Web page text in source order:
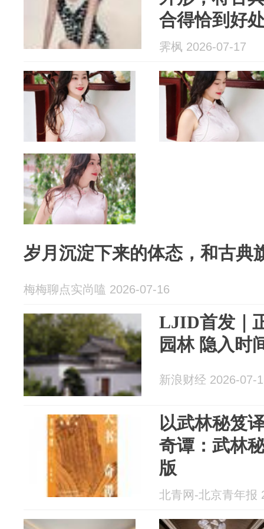
合得恰到好
霁枫 2026-07-17
岁月沉淀下来的体态，和古典
梅梅聊点实尚嗑 2026-07-16
LJID首发｜
园林 隐入时
新浪财经 2026-07-
以武林秘笈
奇谭：武林
版
北青网-北京青年报